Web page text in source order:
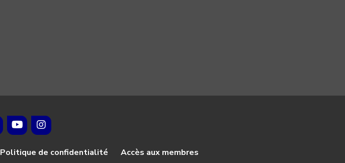
Politique de confidentialité
Accès aux membres